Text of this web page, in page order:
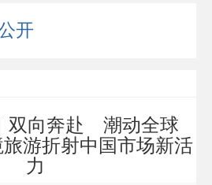
开
双向奔赴 潮动全球
游折射中国市场新活
力